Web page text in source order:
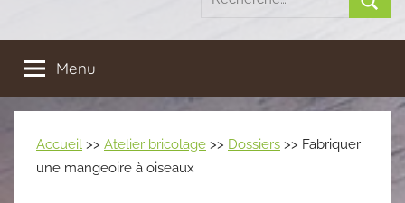
pour
:
Menu
Accueil >> Atelier bricolage >> Dossiers >> Fabriquer
une mangeoire à oiseaux